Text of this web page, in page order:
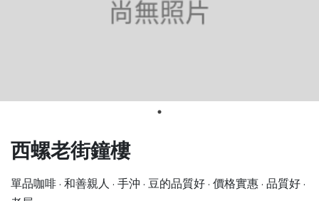
西螺老街鐘樓
單品咖啡 · 和善親人 · 手沖 · 豆的品質好 · 價格實惠 · 品質好 ·